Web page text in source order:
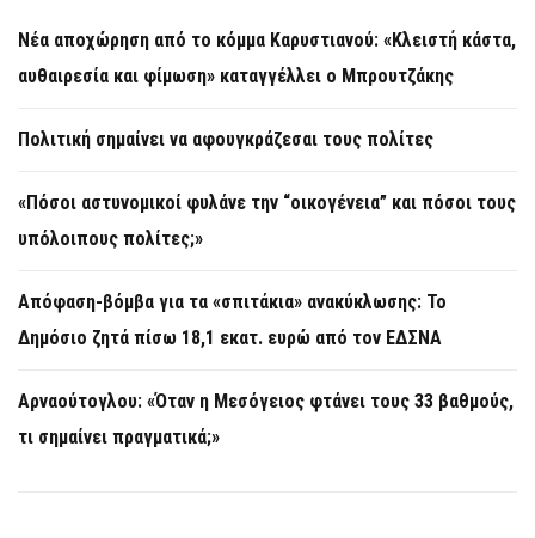
Νέα αποχώρηση από το κόμμα Καρυστιανού: «Κλειστή κάστα,
αυθαιρεσία και φίμωση» καταγγέλλει ο Μπρουτζάκης
Πολιτική σημαίνει να αφουγκράζεσαι τους πολίτες
«Πόσοι αστυνομικοί φυλάνε την “οικογένεια” και πόσοι τους
υπόλοιπους πολίτες;»
Απόφαση-βόμβα για τα «σπιτάκια» ανακύκλωσης: Το
Δημόσιο ζητά πίσω 18,1 εκατ. ευρώ από τον ΕΔΣΝΑ
Αρναούτογλου: «Όταν η Μεσόγειος φτάνει τους 33 βαθμούς,
τι σημαίνει πραγματικά;»